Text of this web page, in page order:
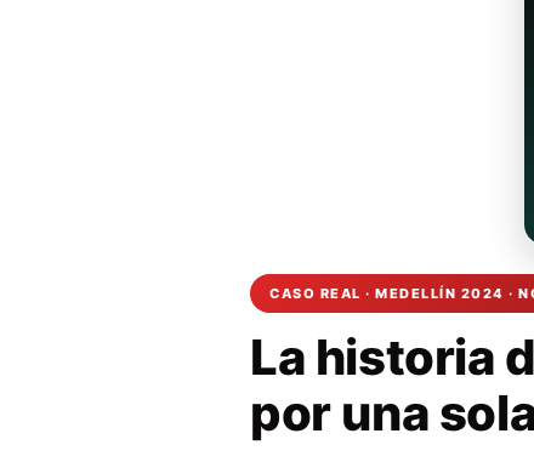
CASO REAL · MEDELLÍN 2024 ·
La historia
por una